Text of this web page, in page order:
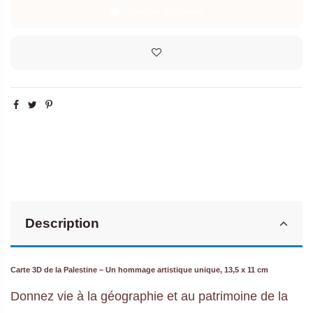
Description
Carte 3D de la Palestine – Un hommage artistique unique, 13,5 x 11 cm
Donnez vie à la géographie et au patrimoine de la